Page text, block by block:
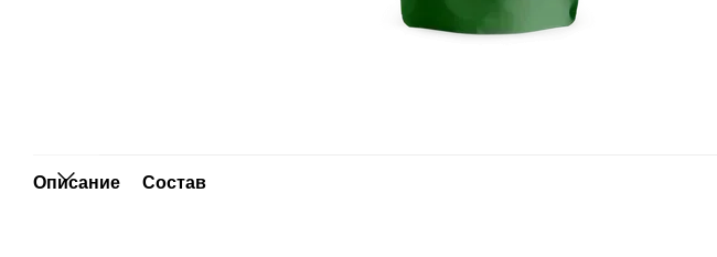
Описание Состав